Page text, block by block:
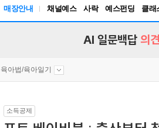
매장안내 채널예스 사락 예스펀딩 클래
AI 일문백답 의
육아법/육아일기
소득공제